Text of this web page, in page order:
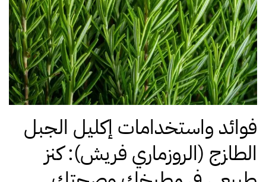
فوائد واستخدامات إكليل الجبل
الطازج (الروزماري فريش): كنز